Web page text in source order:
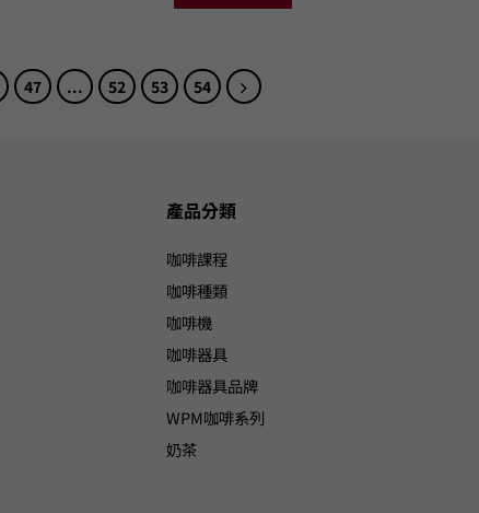
47 ... 52 53 54
產品分類
咖啡課程
咖啡種類
咖啡機
咖啡器具
咖啡器具品牌
WPM咖啡系列
奶茶